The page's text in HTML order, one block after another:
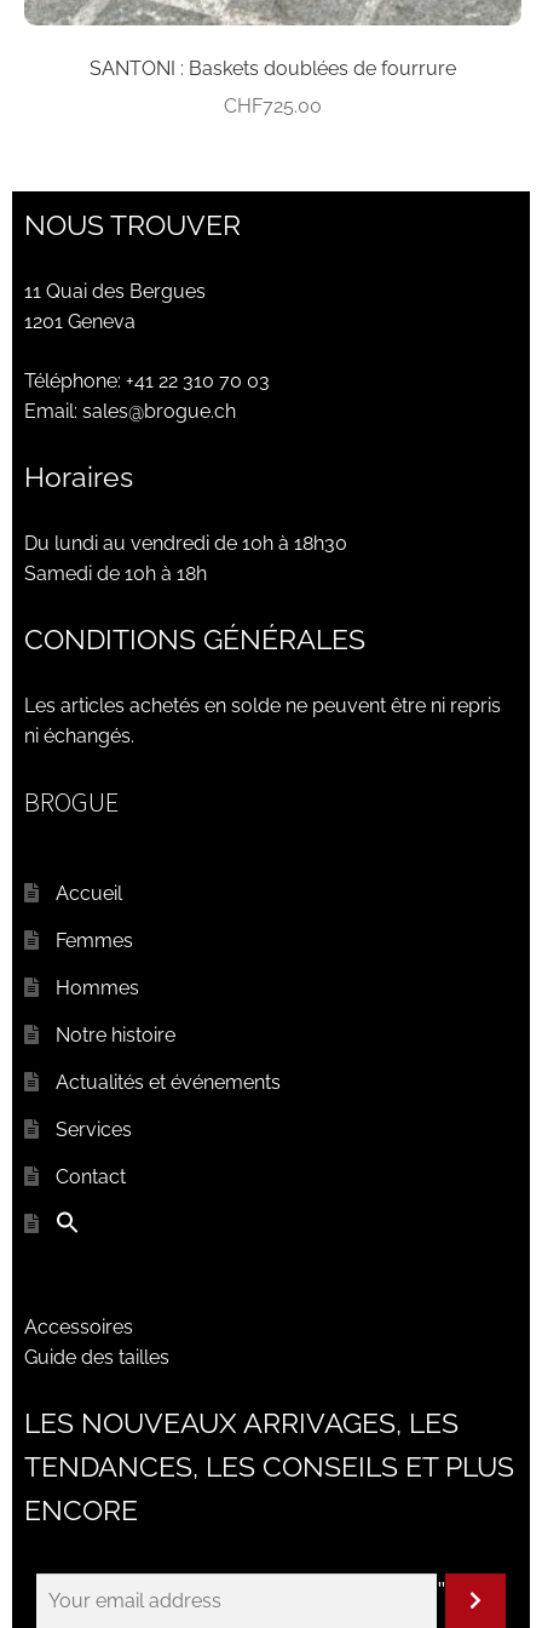
SANTONI : Baskets doublées de fourrure
CHF725.00
NOUS TROUVER
11 Quai des Bergues
1201 Geneva
Téléphone: +41 22 310 70 03
Email: sales@brogue.ch
Horaires
Du lundi au vendredi de 10h à 18h30
Samedi de 10h à 18h
CONDITIONS GÉNÉRALES
Les articles achetés en solde ne peuvent être ni repris
ni échangés.
BROGUE
Accueil
Femmes
Hommes
Notre histoire
Actualités et événements
Services
Contact
Accessoires
Guide des tailles
LES NOUVEAUX ARRIVAGES, LES
TENDANCES, LES CONSEILS ET PLUS
ENCORE
"